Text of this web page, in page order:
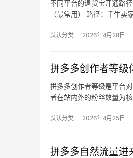
不同平台的退货宝开通路
（最常用） 路径：千牛
默认分类 2026年4月28日
拼多多创作者等级
拼多多创作者等级是平台
者在站内外的粉丝数量为
默认分类 2026年4月25日
拼多多自然流量进